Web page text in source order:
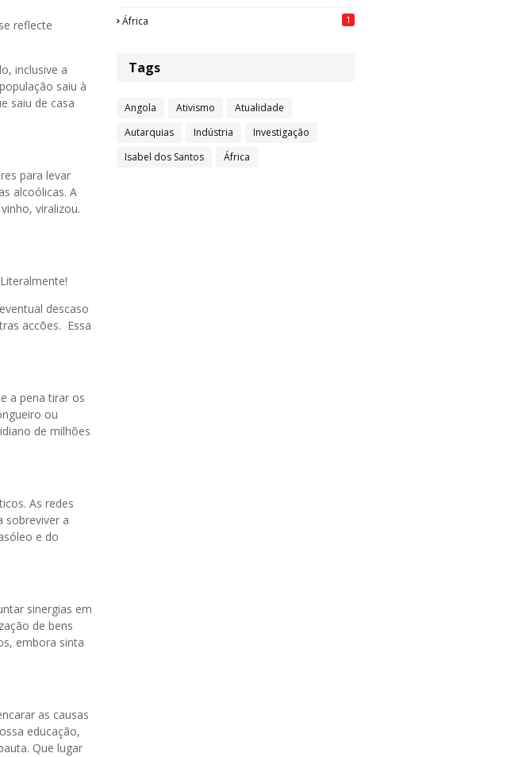
reflecte
inclusive a
saiu à
saiu de casa
para levar
alcoólicas. A
viralizou.
descaso
accões. Essa
a pena tirar os
ou
de milhões
As redes
sobreviver a
e do
sinergias em
de bens
embora sinta
as causas
educação,
Que lugar
África 1
Tags
Angola Ativismo
Atualidade
Autarquias
Indústria
Investigação
Isabel dos Santos
África